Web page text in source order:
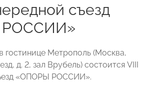
съезд
гостинице Метрополь (Москва,
д. 2, зал Врубель) состоится VIII
«ОПОРЫ РОССИИ».